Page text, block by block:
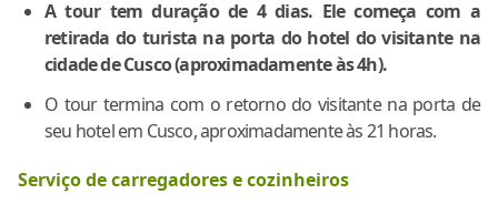
A tour tem duração de 4 dias. Ele começa com a
retirada do turista na porta do hotel do visitante na
cidade de Cusco (aproximadamente às 4h).
O tour termina com o retorno do visitante na porta de
seu hotel em Cusco, aproximadamente às 21 horas.
Serviço de carregadores e cozinheiros